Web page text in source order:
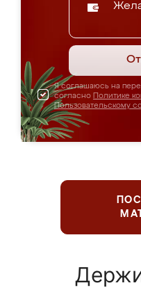
Я соглашаюсь на
согласно Политике
Пользовательскому